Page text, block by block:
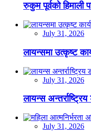
रुकुम पूर्वको
July 31, 2026
लायन्समा उत्कृष्ट
July 31, 2026
लायन्स
July 31, 2026